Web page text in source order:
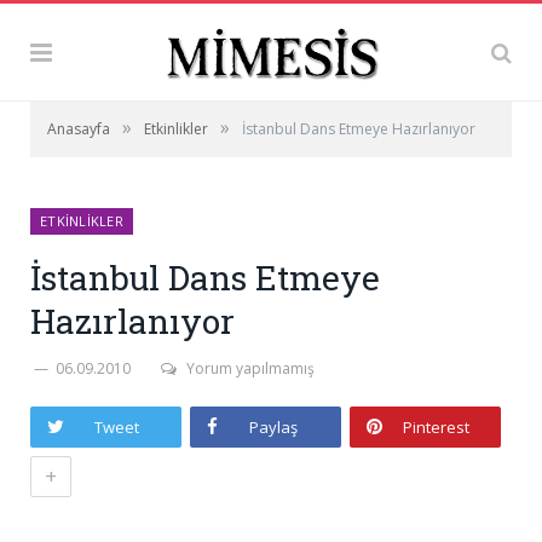
Anasayfa » Etkinlikler » İstanbul Dans Etmeye Hazırlanıyor
ETKINLIKLER
İstanbul Dans Etmeye
Hazırlanıyor
06.09.2010 Yorum yapılmamış
Tweet Paylaş Pinterest
+